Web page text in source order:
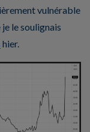
vulnérable
le soulignais
hier.